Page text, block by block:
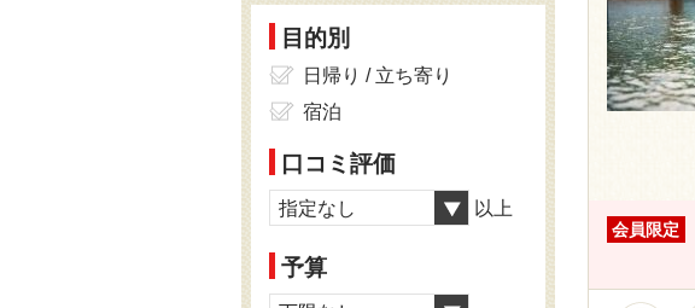
会員限定
目的別
日帰り / 立ち寄り
宿泊
口コミ評価
指定なし 以上
予算